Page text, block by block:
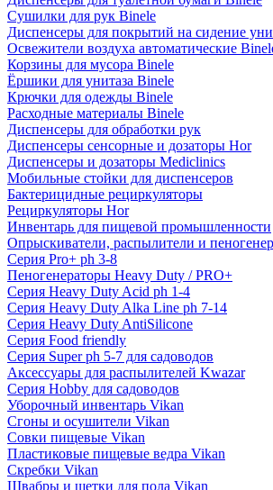
Сушилки для рук Binele
Диспенсеры для покрытий на сидение
Освежители воздуха автоматические
Корзины для мусора Binele
Ёршики для унитаза Binele
Крючки для одежды Binele
Расходные материалы Binele
Диспенсеры для обработки рук
Диспенсеры сенсорные и дозаторы Hor
Диспенсеры и дозаторы Mediclinics
Мобильные стойки для диспенсеров
Бактерицидные рециркуляторы
Рециркуляторы Hor
Инвентарь для пищевой промышленности
Опрыскиватели, распылители и
Серия Pro+ ph 3-8
Пеногенераторы Heavy Duty / PRO+
Серия Heavy Duty Acid ph 1-4
Серия Heavy Duty Alka Line ph 7-14
Серия Heavy Duty AntiSilicone
Серия Food friendly
Серия Super ph 5-7 для садоводов
Аксессуары для распылителей Kwazar
Серия Hobby для садоводов
Уборочный инвентарь Vikan
Сгоны и осушители Vikan
Совки пищевые Vikan
Пластиковые пищевые ведра Vikan
Скребки Vikan
Швабры и щетки для пола Vikan